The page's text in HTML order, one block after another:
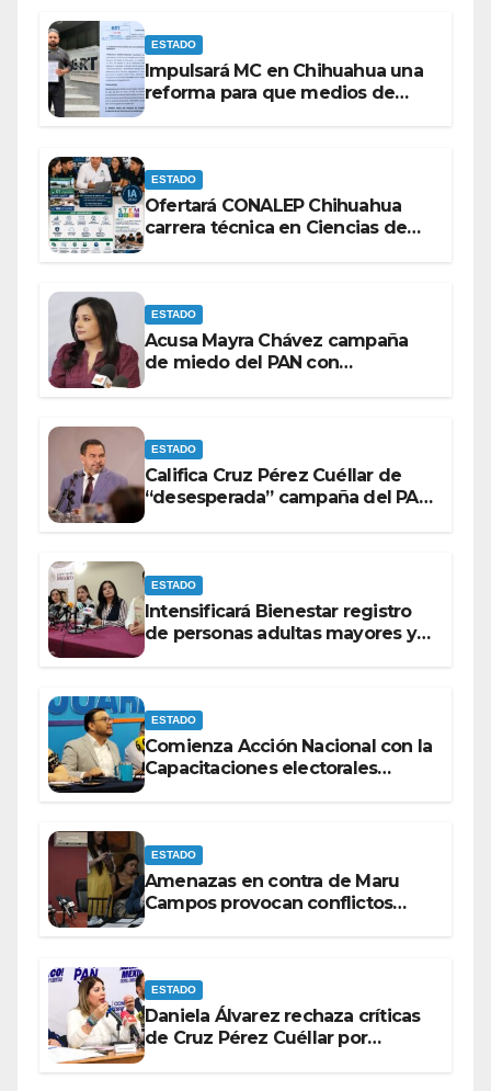
ESTADO
Impulsará MC en Chihuahua una
reforma para que medios de
ESTADO
Ofertará CONALEP Chihuahua
carrera técnica en Ciencias de
ESTADO
Acusa Mayra Chávez campaña
de miedo del PAN con
ESTADO
Califica Cruz Pérez Cuéllar de
“desesperada” campaña del PAN
ESTADO
Intensificará Bienestar registro
de personas adultas mayores y
ESTADO
Comienza Acción Nacional con la
Capacitaciones electorales
ESTADO
Amenazas en contra de Maru
Campos provocan conflictos
ESTADO
Daniela Álvarez rechaza críticas
de Cruz Pérez Cuéllar por